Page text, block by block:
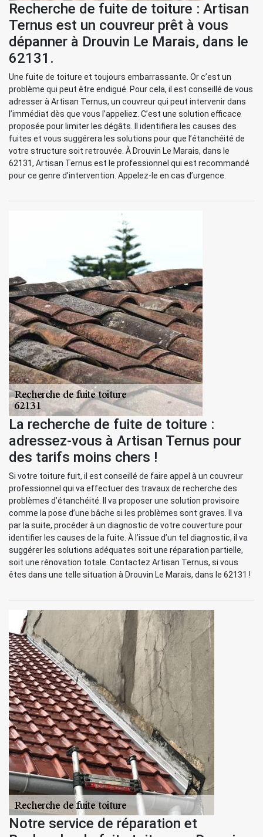
Recherche de fuite de toiture : Artisan
Ternus est un couvreur prêt à vous
dépanner à Drouvin Le Marais, dans le
62131.
Une fuite de toiture et toujours embarrassante. Or c’est un
problème qui peut être endigué. Pour cela, il est conseillé de vous
adresser à Artisan Ternus, un couvreur qui peut intervenir dans
l’immédiat dès que vous l’appeliez. C’est une solution efficace
proposée pour limiter les dégâts. Il identifiera les causes des
fuites et vous suggérera les solutions pour que l’étanchéité de
votre structure soit retrouvée. À Drouvin Le Marais, dans le
62131, Artisan Ternus est le professionnel qui est recommandé
pour ce genre d’intervention. Appelez-le en cas d’urgence.
La recherche de fuite de toiture :
adressez-vous à Artisan Ternus pour
des tarifs moins chers !
Si votre toiture fuit, il est conseillé de faire appel à un couvreur
professionnel qui va effectuer des travaux de recherche des
problèmes d’étanchéité. Il va proposer une solution provisoire
comme la pose d’une bâche si les problèmes sont graves. Il va
par la suite, procéder à un diagnostic de votre couverture pour
identifier les causes de la fuite. À l’issue d’un tel diagnostic, il va
suggérer les solutions adéquates soit une réparation partielle,
soit une rénovation totale. Contactez Artisan Ternus, si vous
êtes dans une telle situation à Drouvin Le Marais, dans le 62131 !
Notre service de réparation et